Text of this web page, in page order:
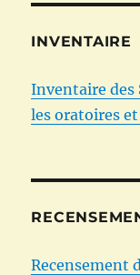
INVENTAIRE
Inventaire des
les oratoires
Recensement